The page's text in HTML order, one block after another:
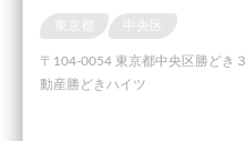
東京都 中央区
〒104-0054 東京都中央区勝どき
動産勝どきハイツ